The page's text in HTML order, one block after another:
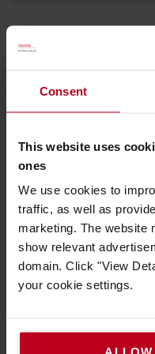
Consent
This website uses
ones
We use cookies to
traffic, as well as
marketing. The website
show relevant
domain. Click "View
your cookie settings.
Découvrez les
Pleaseaccept